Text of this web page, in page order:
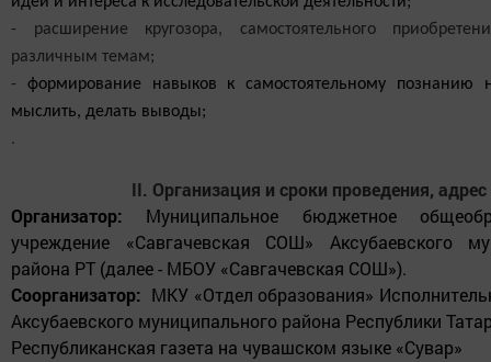
- расширение кругозора, самостоятельного
различным темам;
- формирование навыков к самостоятельному познанию
мыслить, делать выводы;
.
II. Организация и сроки проведения, адрес
Организатор:
Муниципальное бюджетное
учреждение «Савгачевская СОШ» Аксубаевского
района РТ (далее - МБОУ «Савгачевская СОШ»).
Соорганизатор: МКУ «Отдел образования»
Аксубаевского муниципального района Республики
Республиканская газета на чувашском языке «Сувар»